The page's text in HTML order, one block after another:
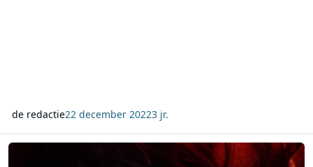
de redactie22 december 20223 jr.
NLO Streaming Audio Standaard december 2022